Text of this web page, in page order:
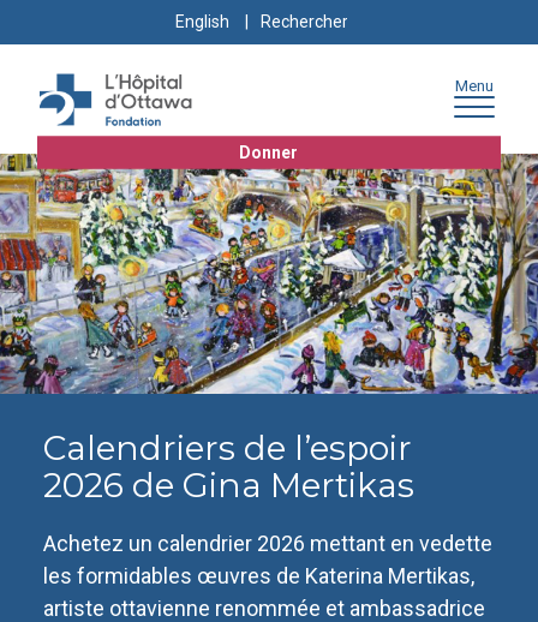
to
content
to
navigation
to
sitemap
English
Search
for:
Donner
Menu
Calendriers de l’espoir
2026 de Gina Mertikas
Achetez un calendrier 2026 mettant en vedette
les formidables œuvres de Katerina Mertikas,
artiste ottavienne renommée et ambassadrice